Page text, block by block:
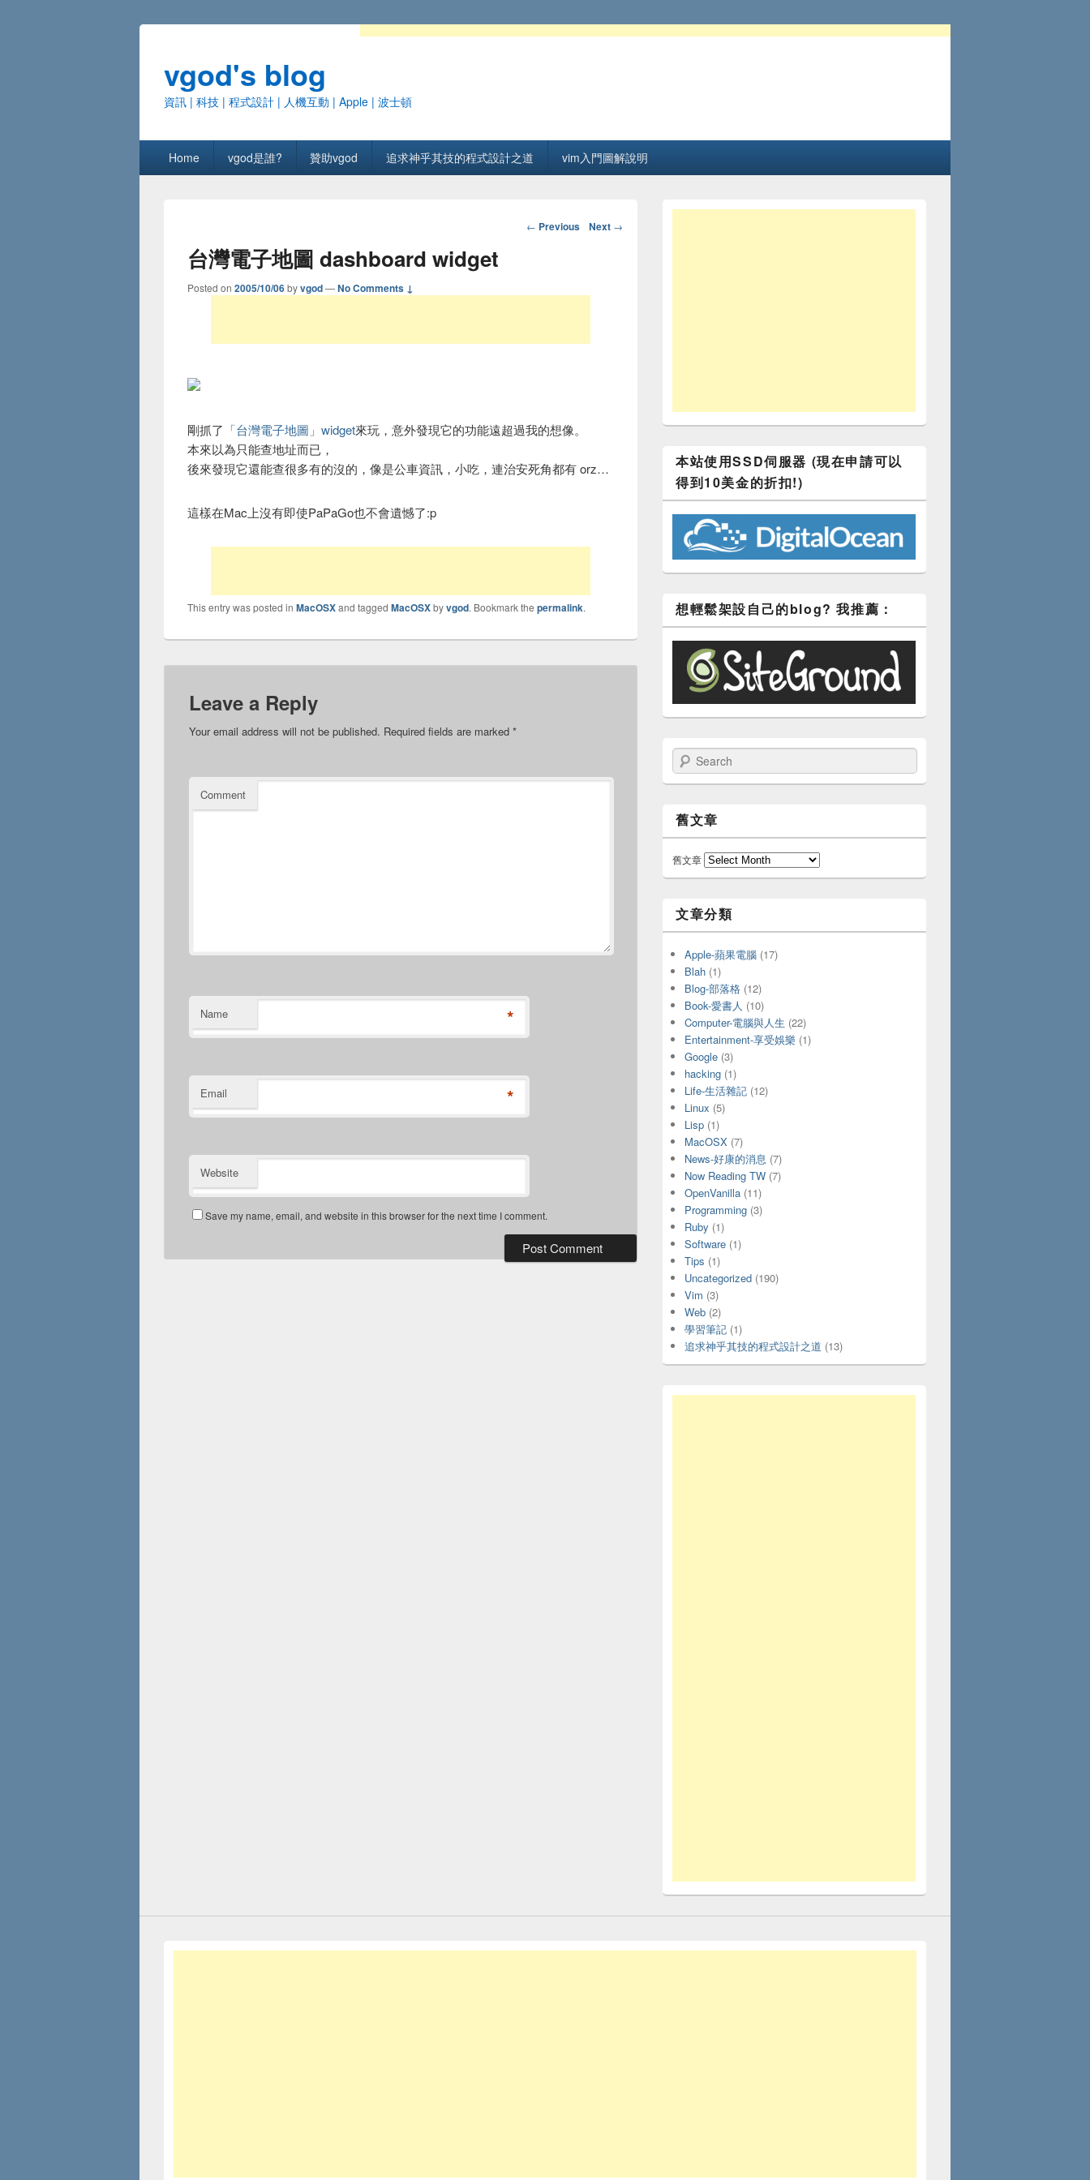
vgod's blog
資訊 | 科技 | 程式設計 | 人機互動 | Apple | 波士頓
Primary menu
Skip to primary content
Skip to secondary content
Home vgod是誰? 贊助vgod 追求神乎其技的程式設計之道 vim入門圖解說明
Post navigation
← Previous Next →
台灣電子地圖 dashboard widget
Posted on2005/10/06byvgod—No Comments ↓
剛抓了 「台灣電子地圖」widget來玩，意外發現它的功能遠超過我的想像。
本來以為只能查地址而已，
後來發現它還能查很多有的沒的，像是公車資訊，小吃，連治安死角都有 orz…
這樣在Mac上沒有即使PaPaGo也不會遺憾了:p
This entry was posted inMacOSXand taggedMacOSXbyvgod. Bookmark thepermalink.
Leave a Reply
Your email address will not be published. Required fields are marked *
Comment
Name *
Email *
Website
Save my name, email, and website in this browser for the next time I comment.
本站使用SSD伺服器 (現在申請可以
得到10美金的折扣!)
想輕鬆架設自己的blog? 我推薦：
Search
舊文章
舊文章
文章分類
Apple-蘋果電腦 (17)
Blah (1)
Blog-部落格 (12)
Book-愛書人 (10)
Computer-電腦與人生 (22)
Entertainment-享受娛樂 (1)
Google (3)
hacking (1)
Life-生活雜記 (12)
Linux (5)
Lisp (1)
MacOSX (7)
News-好康的消息 (7)
Now Reading TW (7)
OpenVanilla (11)
Programming (3)
Ruby (1)
Software (1)
Tips (1)
Uncategorized (190)
Vim (3)
Web (2)
學習筆記 (1)
追求神乎其技的程式設計之道 (13)